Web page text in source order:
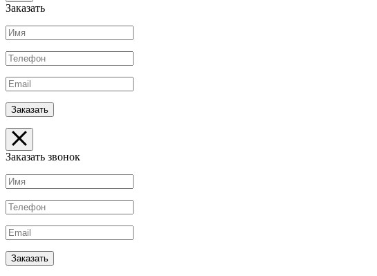
Заказать
Заказать звонок